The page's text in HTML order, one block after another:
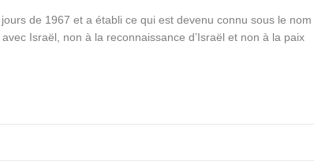
de 1967 et a établi ce qui est devenu connu sous le nom
Israël, non à la reconnaissance d’Israël et non à la paix